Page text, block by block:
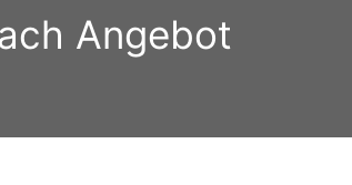
Angebot